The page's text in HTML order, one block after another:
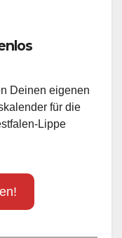
Deinen eigenen
für die
Lippe